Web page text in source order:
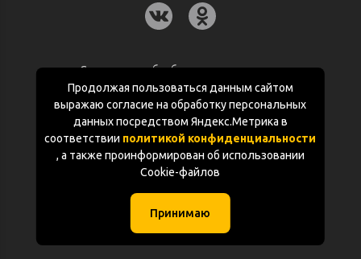
Продолжая пользоваться данным сайтом
выражаю согласие на обработку персональных
данных посредством Яндекс.Метрика в
соответствии политикой конфиденциальности
, а также проинформирован об использовании
Cookie-файлов
Принимаю
Согласие на обработку персональных
данных
Политика конфиденциальности
Документация
(с) «POGOS.ru» 2010-2026 (ИП Чивчян М.Р.)